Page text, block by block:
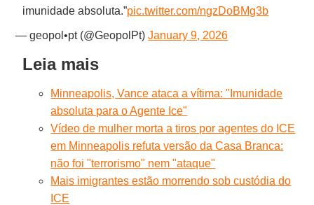
imunidade absoluta.”pic.twitter.com/ngzDoBMg3b
— geopol•pt (@GeopolPt)January 9, 2026
Leia mais
Minneapolis, Vance ataca a vítima: "Imunidade
absoluta para o Agente Ice"
Vídeo de mulher morta a tiros por agentes do ICE
em Minneapolis refuta versão da Casa Branca:
não foi "terrorismo" nem "ataque"
Mais imigrantes estão morrendo sob custódia do
ICE